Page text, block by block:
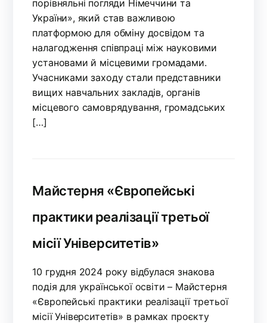
порівняльні погляди Німеччини та
України», який став важливою
платформою для обміну досвідом та
налагодження співпраці між науковими
установами й місцевими громадами.
Учасниками заходу стали представники
вищих навчальних закладів, органів
місцевого самоврядування, громадських
[…]
Майстерня «Європейські
практики реалізації третьої
місії Університетів»
10 грудня 2024 року відбулася знакова
подія для української освіти – Майстерня
«Європейські практики реалізації третьої
місії Університетів» в рамках проєкту